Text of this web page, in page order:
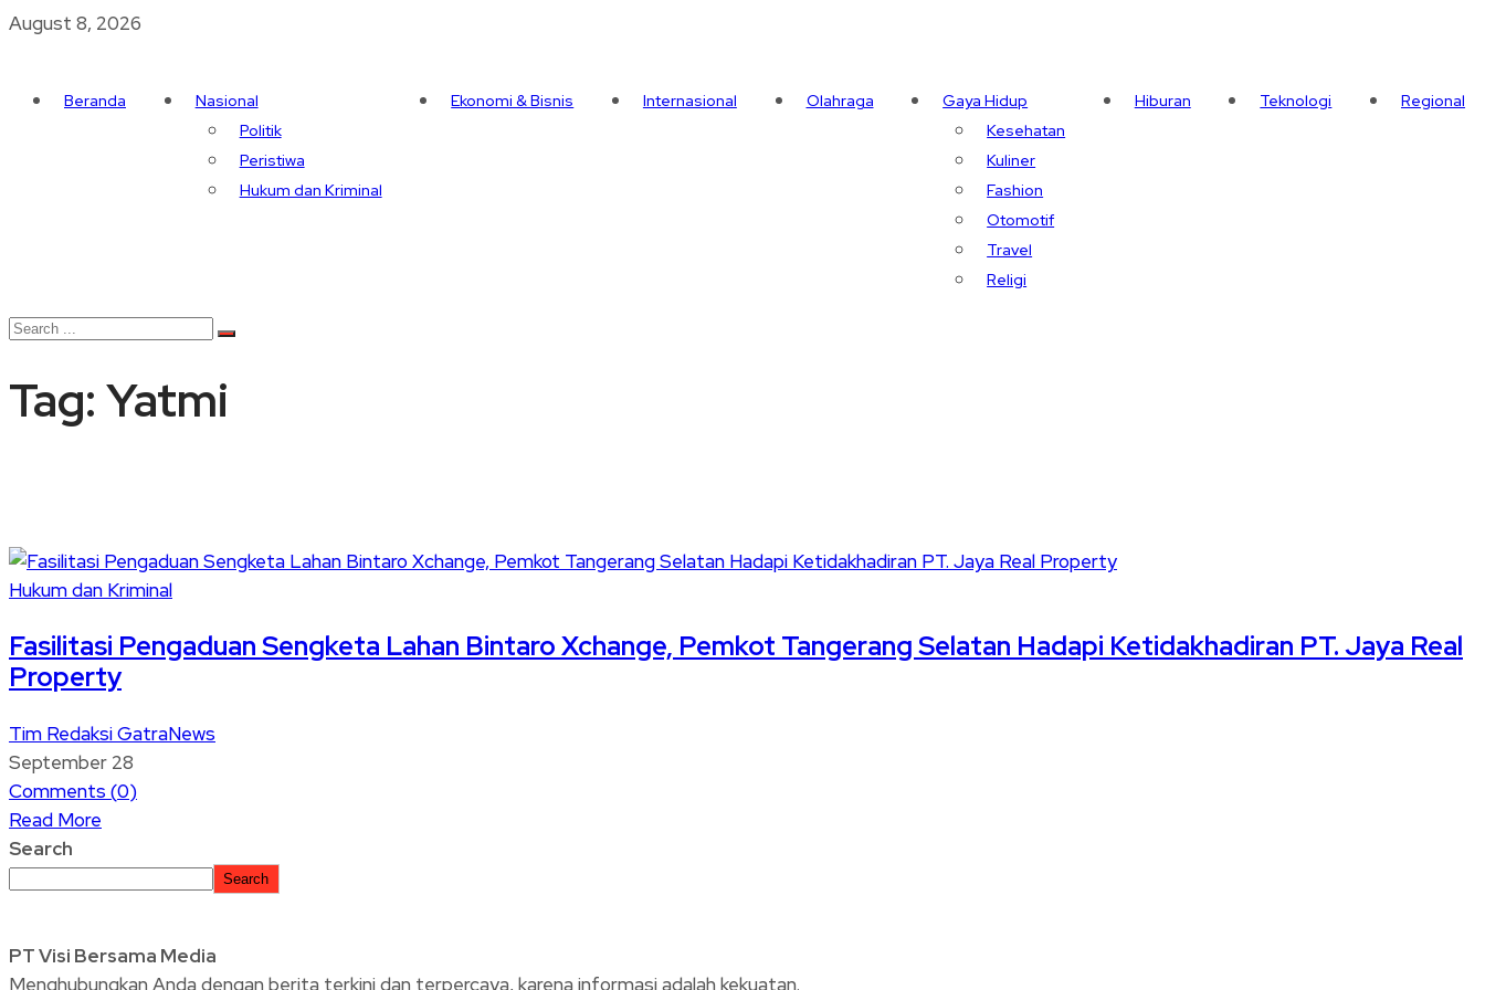
August 8, 2026
Beranda
Nasional
Politik
Peristiwa
Hukum dan Kriminal
Ekonomi & Bisnis Internasional Olahraga
Gaya Hidup
Kesehatan
Kuliner
Fashion
Otomotif
Travel
Religi
Hiburan Teknologi Regional
Tag:Yatmi
Hukum dan Kriminal
Fasilitasi Pengaduan Sengketa Lahan Bintaro Xchange, Pemkot Tangerang Selatan Hadapi Ketidakhadiran PT. Jaya Real
Property
Tim Redaksi GatraNews
September 28
Comments (0)
Read More
Search
Search
PT Visi Bersama Media
Menghubungkan Anda dengan berita terkini dan terpercaya, karena informasi adalah kekuatan.